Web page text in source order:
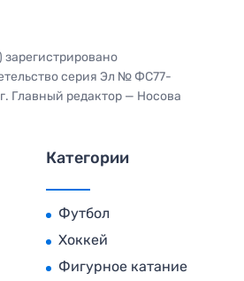
зарегистрировано
серия Эл № ФС77-
Главный редактор — Носова
Категории
Футбол
Хоккей
Фигурное катание